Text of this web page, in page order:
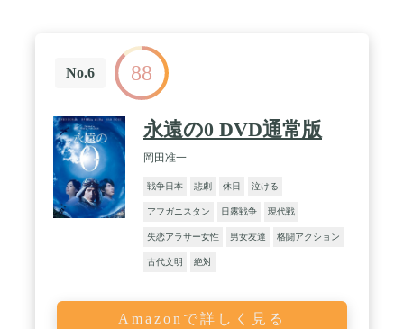
No.6 88
永遠の0 DVD通常版
岡田准一
戦争日本 悲劇 休日 泣ける
アフガニスタン 日露戦争 現代戦
失恋アラサー女性 男女友達 格闘アクション
古代文明 絶対
Amazonで詳しく見る